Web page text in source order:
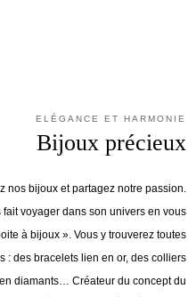
ELÉGANCE ET HARMONIE
Bijoux précieux
nos bijoux et partagez notre passion.
fait voyager dans son univers en vous
à bijoux ». Vous y trouverez toutes
: des bracelets lien en or, des colliers
diamants… Créateur du concept du